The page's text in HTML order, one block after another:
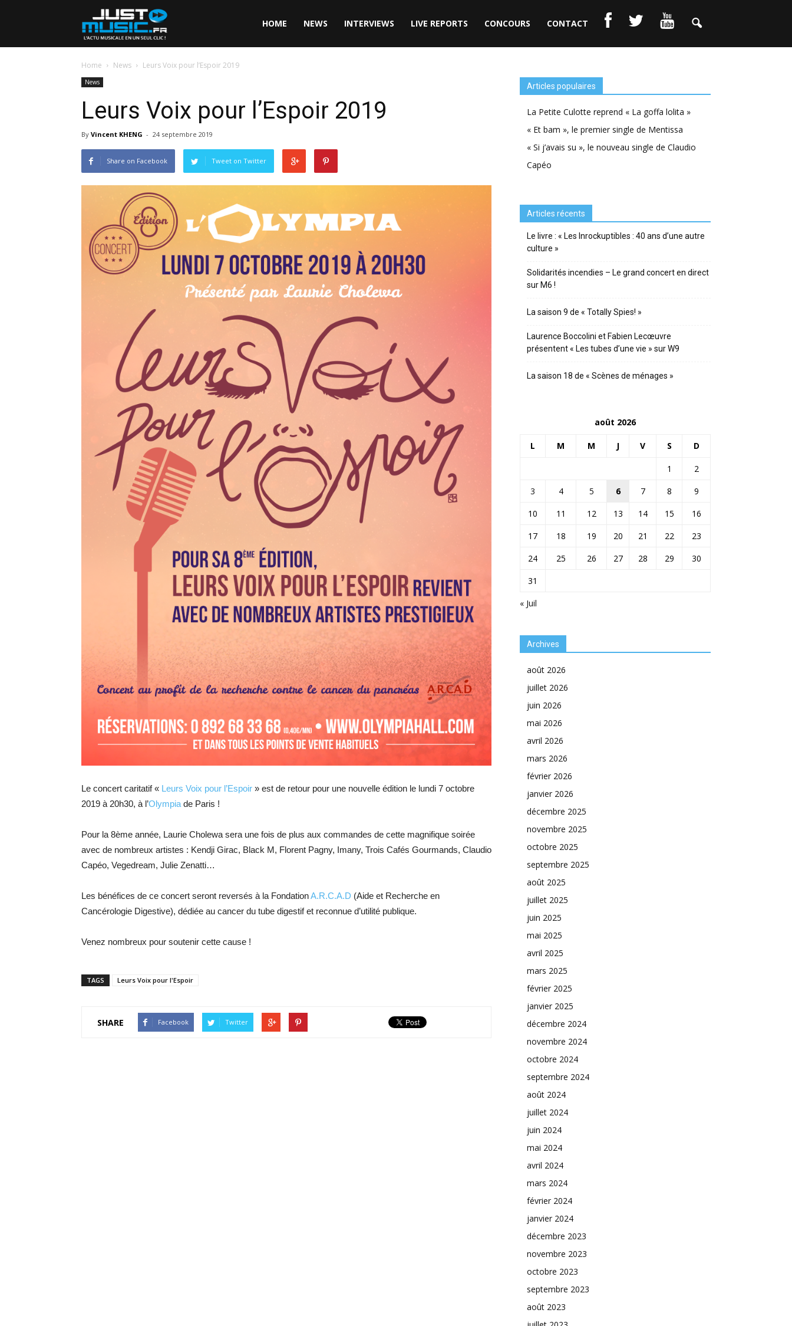
HOME NEWS INTERVIEWS LIVE REPORTS CONCOURS CONTACT
Home News Leurs Voix pour l’Espoir 2019
News
Leurs Voix pour l’Espoir 2019
By Vincent KHENG - 24 septembre 2019
Share on Facebook Tweet on Twitter
Le concert caritatif « Leurs Voix pour l’Espoir » est de retour pour une nouvelle édition le lundi 7 octobre
2019 à 20h30, à l’Olympiade Paris !
Pour la 8ème année, Laurie Cholewa sera une fois de plus aux commandes de cette magnifique soirée
avec de nombreux artistes : Kendji Girac, Black M, Florent Pagny, Imany, Trois Cafés Gourmands, Claudio
Capéo, Vegedream, Julie Zenatti…
Les bénéfices de ce concert seront reversés à la FondationA.R.C.A.D (Aide et Recherche en
Cancérologie Digestive), dédiée au cancer du tube digestif et reconnue d’utilité publique.
Venez nombreux pour soutenir cette cause !
TAGS Leurs Voix pour l'Espoir
SHARE Facebook Twitter
Articles populaires
La Petite Culotte reprend « La goffa lolita »
« Et bam », le premier single de Mentissa
« Si j’avais su », le nouveau single de Claudio
Capéo
Articles récents
Le livre : « Les Inrockuptibles : 40 ans d’une autre
culture »
Solidarités incendies – Le grand concert en direct
sur M6 !
La saison 9 de « Totally Spies! »
Laurence Boccolini et Fabien Lecœuvre
présentent « Les tubes d’une vie » sur W9
La saison 18 de « Scènes de ménages »
août 2026
L M M J V S D
« Juil
1
2
3
4 5 6 7 8
9
10
11 12 13 14 15
16
17
18 19 20 21 22
23
24
25 26 27 28 29
30
31
Archives
août 2026
juillet 2026
juin 2026
mai 2026
avril 2026
mars 2026
février 2026
janvier 2026
décembre 2025
novembre 2025
octobre 2025
septembre 2025
août 2025
juillet 2025
juin 2025
mai 2025
avril 2025
mars 2025
février 2025
janvier 2025
décembre 2024
novembre 2024
octobre 2024
septembre 2024
août 2024
juillet 2024
juin 2024
mai 2024
avril 2024
mars 2024
février 2024
janvier 2024
décembre 2023
novembre 2023
octobre 2023
septembre 2023
août 2023